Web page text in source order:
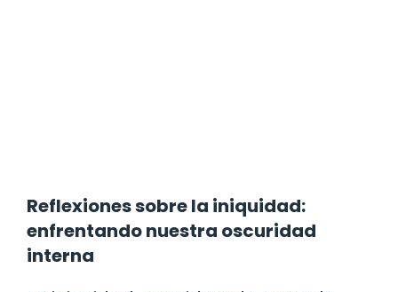
Reflexiones sobre la iniquidad:
enfrentando nuestra oscuridad
interna